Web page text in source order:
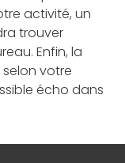
activité, un
trouver
Enfin, la
votre
écho dans